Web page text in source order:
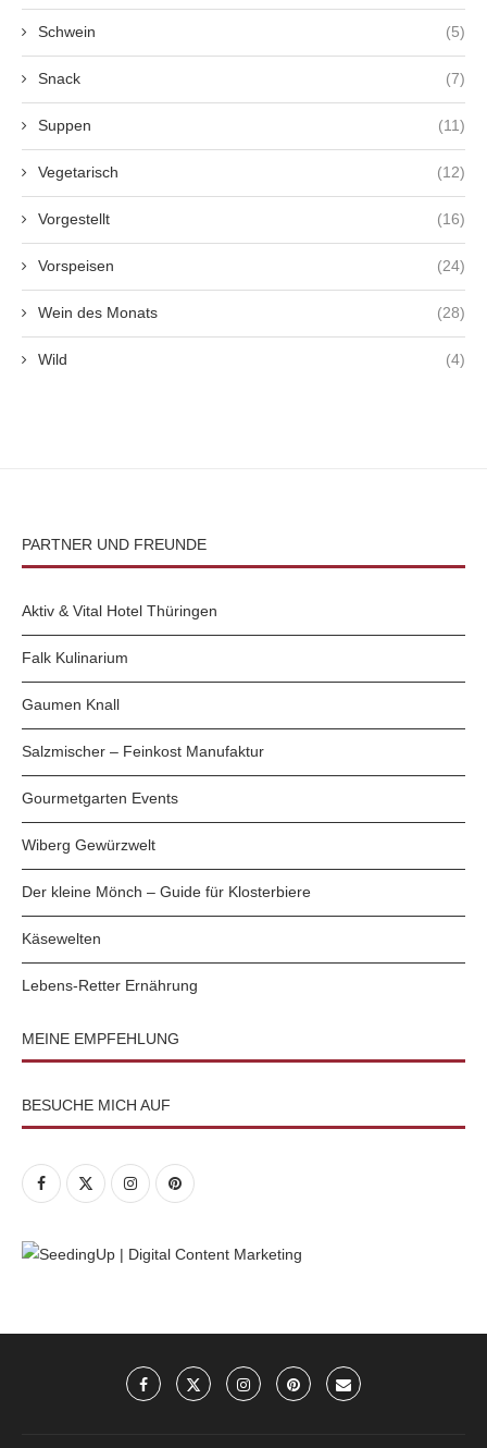
Schwein (5)
Snack (7)
Suppen (11)
Vegetarisch (12)
Vorgestellt (16)
Vorspeisen (24)
Wein des Monats (28)
Wild (4)
PARTNER UND FREUNDE
Aktiv & Vital Hotel Thüringen
Falk Kulinarium
Gaumen Knall
Salzmischer – Feinkost Manufaktur
Gourmetgarten Events
Wiberg Gewürzwelt
Der kleine Mönch – Guide für Klosterbiere
Käsewelten
Lebens-Retter Ernährung
MEINE EMPFEHLUNG
BESUCHE MICH AUF